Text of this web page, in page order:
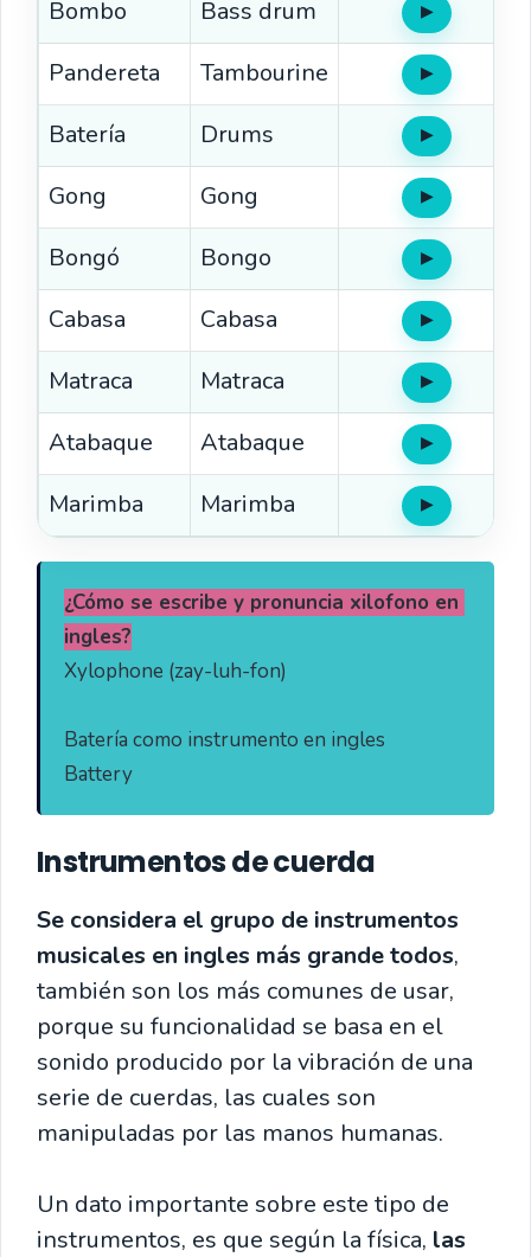
Bombo Bass drum ▶Oír
Pandereta Tambourine ▶Oír
Batería Drums ▶Oír
Gong Gong ▶Oír
Bongó Bongo ▶Oír
Cabasa Cabasa ▶Oír
Matraca Matraca ▶Oír
Atabaque Atabaque ▶Oír
Marimba Marimba ▶Oír
¿Cómo se escribe y pronuncia xilofono en
ingles?
Xylophone (zay-luh-fon)
Batería como instrumento en ingles
Instrumentos de cuerda
Se considera el grupo de instrumentos
musicales en ingles más grande todos,
también son los más comunes de usar,
porque su funcionalidad se basa en el
sonido producido por la vibración de una
serie de cuerdas, las cuales son
manipuladas por las manos humanas.
Un dato importante sobre este tipo de
instrumentos, es que según la física, las